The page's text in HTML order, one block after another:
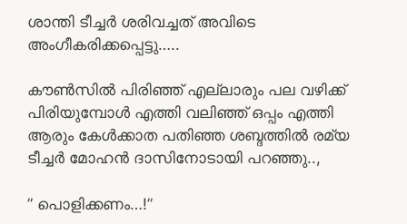
ശാന്തി ടീച്ചർ ശരിവച്ചത് അവിടെ
അംഗീകരിക്കപ്പെട്ടു…..
കൗൺസിൽ പിരിഞ്ഞ് എല്ലാരും പല വഴിക്ക്
പിരിയുമ്പോൾ എത്തി വലിഞ്ഞ് ഒപ്പം എത്തി
ആരും കേൾക്കാത പതിഞ്ഞ ശബ്ദത്തിൽ രമ്യ
ടീച്ചർ മോഹൻ ദാസിനോടായി പറഞ്ഞു..,
” പൊളിക്കണം…!”